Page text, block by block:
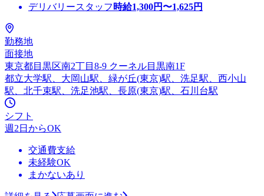
デリバリースタッフ 時給1,300円〜1,625円
勤務地
面接地
東京都目黒区南2丁目8-9 クーネル目黒南1F
都立大学駅、大岡山駅、緑が丘(東京)駅、洗足駅、西小山
駅、北千束駅、洗足池駅、長原(東京)駅、石川台駅
シフト
週2日からOK
交通費支給
未経験OK
まかないあり